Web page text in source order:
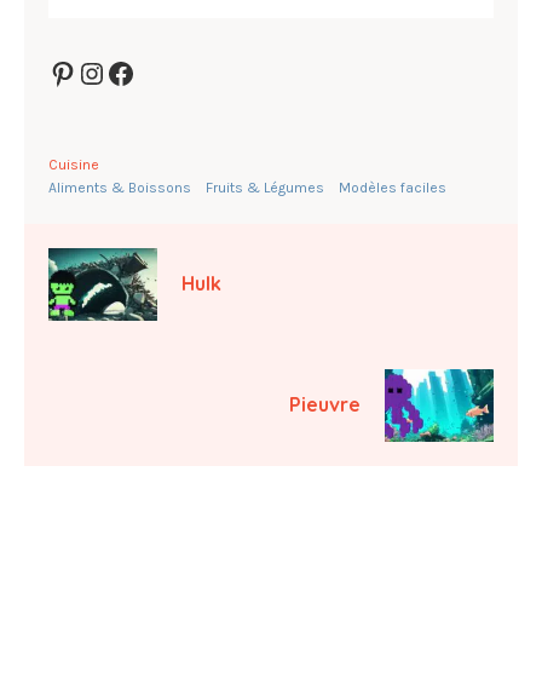
Pinterest
Instagram
Facebook
Cuisine
Aliments & Boissons
Fruits & Légumes Modèles faciles
Hulk
Pieuvre